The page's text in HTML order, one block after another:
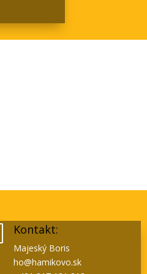
Kontakt:
Majeský Boris
ho@hamikovo.sk